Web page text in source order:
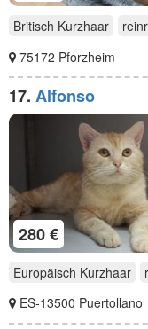
Britisch Kurzhaar
75172 Pforzheim
17. Alfonso
280 €
Europäisch Kurzhaar
ES-13500 Puertollano